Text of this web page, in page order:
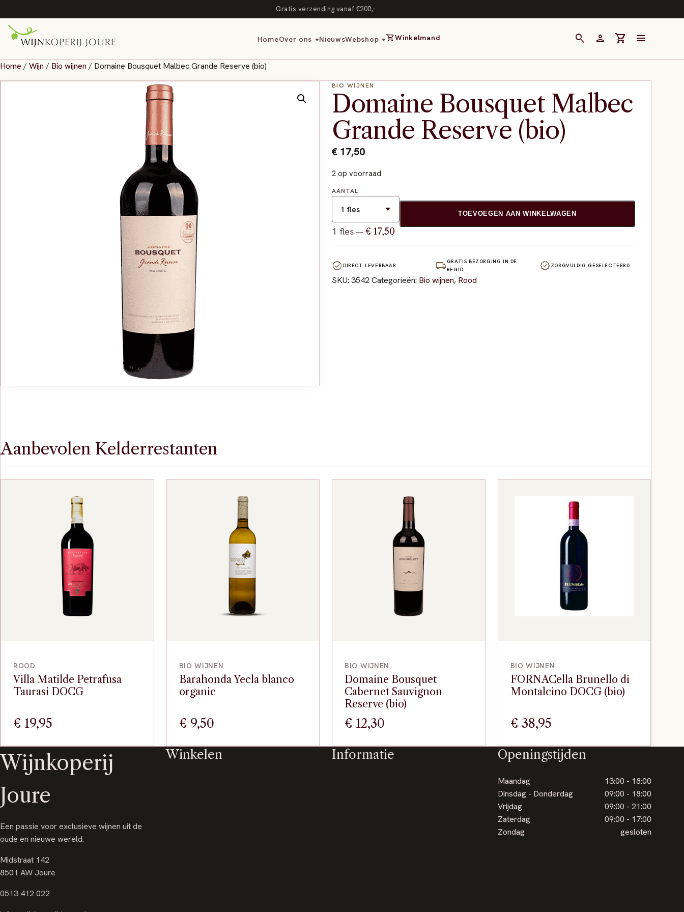
Gratis verzending vanaf €200,-
HomeOver ons NieuwsWebshop shopping_cartWinkelmand search person shopping_cart menu
Home / Wijn / Bio wijnen / Domaine Bousquet Malbec Grande Reserve (bio)
BIO WIJNEN
Domaine Bousquet Malbec
Grande Reserve (bio)
€ 17,50
2 op voorraad
AANTAL
1 fles — € 17,50
TOEVOEGEN AAN WINKELWAGEN
check_circle DIRECT LEVERBAAR local_shippingGRATIS BEZORGING IN DE
REGIO
verifiedZORGVULDIG GESELECTEERD
SKU: 3542 Categorieën: Bio wijnen, Rood
Aanbevolen Kelderrestanten
ROOD
Villa Matilde Petrafusa
Taurasi DOCG
€ 19,95
BIO WIJNEN
Barahonda Yecla blanco
organic
€ 9,50
BIO WIJNEN
Domaine Bousquet
Cabernet Sauvignon
Reserve (bio)
€ 12,30
BIO WIJNEN
FORNACella Brunello di
Montalcino DOCG (bio)
€ 38,95
Wijnkoperij
Joure
Een passie voor exclusieve wijnen uit de
oude en nieuwe wereld.
Midstraat 142
8501 AW Joure
0513 412 022
Winkelen Informatie Openingstijden
Maandag
13:00 - 18:00
Dinsdag - Donderdag
09:00 - 18:00
Vrijdag
09:00 - 21:00
Zaterdag
09:00 - 17:00
Zondag
gesloten